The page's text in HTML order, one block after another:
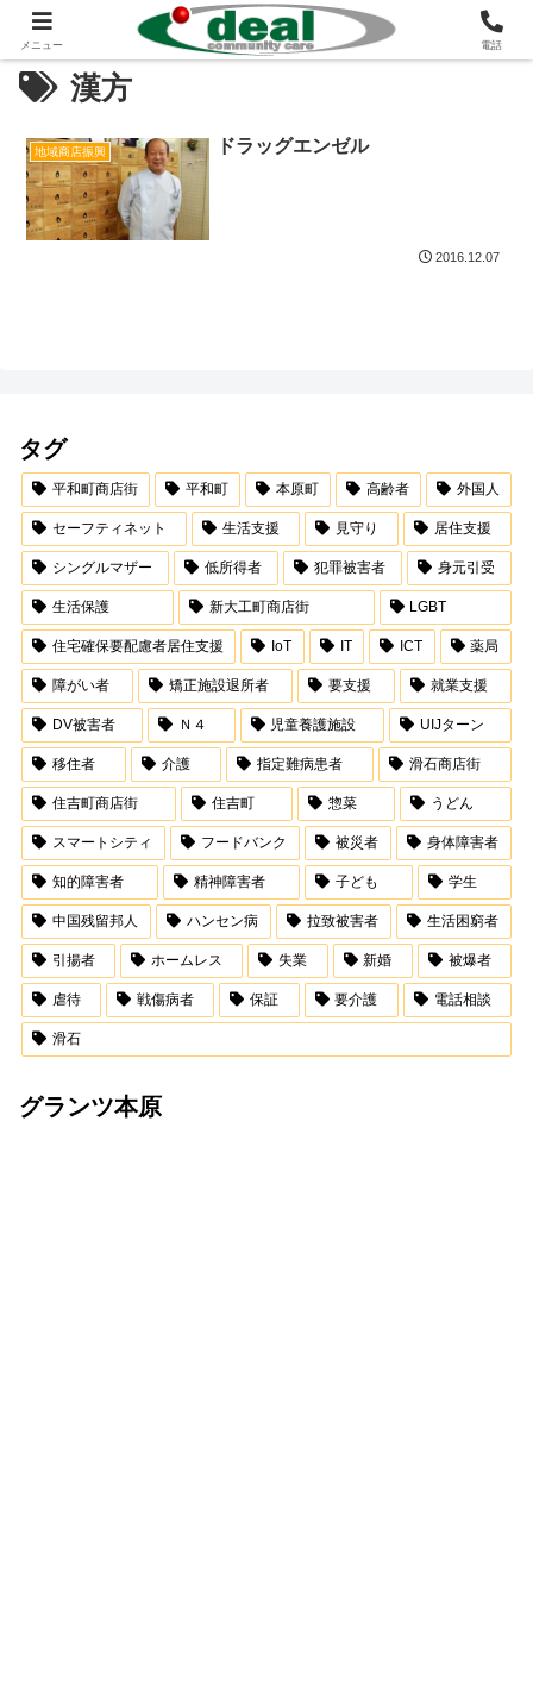
漢方
地域商店振興 ドラッグエンゼル
2016.12.07
タグ
平和町商店街 平和町 本原町 高齢者 外国人
セーフティネット 生活支援 見守り 居住支援
シングルマザー 低所得者 犯罪被害者 身元引受
生活保護 新大工町商店街 LGBT
住宅確保要配慮者居住支援 IoT IT ICT 薬局
障がい者 矯正施設退所者 要支援 就業支援
DV被害者 Ｎ４ 児童養護施設 UIJターン
移住者 介護 指定難病患者 滑石商店街
住吉町商店街 住吉町 惣菜 うどん
スマートシティ フードバンク 被災者 身体障害者
知的障害者 精神障害者 子ども 学生
中国残留邦人 ハンセン病 拉致被害者 生活困窮者
引揚者 ホームレス 失業 新婚 被爆者
虐待 戦傷病者 保証 要介護 電話相談
滑石
グランツ本原
メニュー 電話